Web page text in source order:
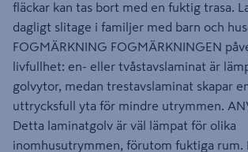
fläckar kan tas bort med en fuktig trasa.
dagligt slitage i familjer med barn och
FOGMÄRKNING FOGMÄRKNINGEN
livfullhet: en- eller tvåstavslaminat är
golvytor, medan trestavslaminat skapar
uttrycksfull yta för mindre utrymmen.
Detta laminatgolv är väl lämpat för olika
inomhusutrymmen, förutom fuktiga rum.